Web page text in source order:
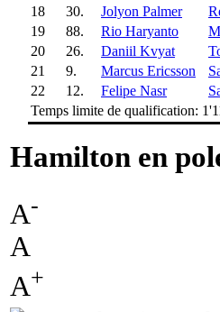
18
30. Jolyon Palmer
19
88. Rio Haryanto
20
26. Daniil Kvyat
21
9. Marcus Ericsson
22
12. Felipe Nasr
Temps limite de qualification:
Hamilton en
A-
A
A+